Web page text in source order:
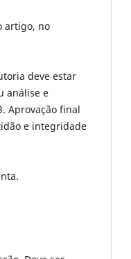
artigo, no
deve estar
análise e
Aprovação final
e integridade